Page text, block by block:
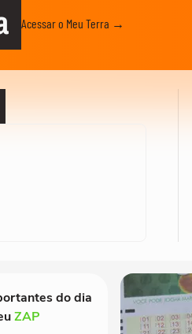
Acessar o Meu Terra →
do dia
ZAP